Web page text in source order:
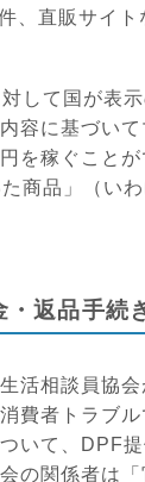
、直販サイト
して国が表
容に基づい
を稼ぐことが
商品」（い
・返品手続
活相談員協
費者トラブ
いて、DPF
の関係者は